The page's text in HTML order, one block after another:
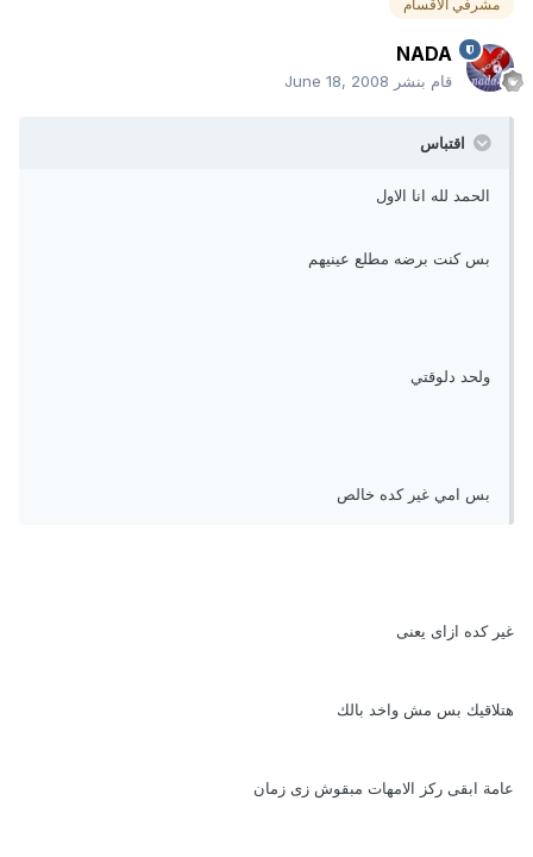
مشرفي الأقسام
NADA
قام بنشر June 18, 2008
اقتباس
الحمد لله انا الاول
بس كنت برضه مطلع عينيهم
ولحد دلوقتي
بس امي غير كده خالص
غير كده ازاى يعنى
هتلاقيك بس مش واخد بالك
عامة ابقى ركز الامهات مبقوش زى زمان